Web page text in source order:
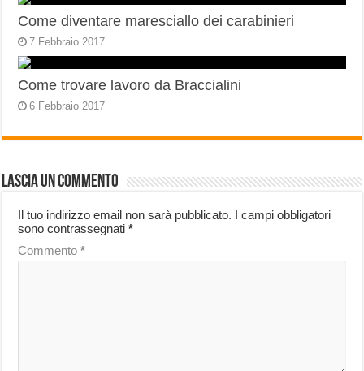
Come diventare maresciallo dei carabinieri
7 Febbraio 2017
Come trovare lavoro da Braccialini
6 Febbraio 2017
Lascia un commento
Il tuo indirizzo email non sarà pubblicato. I campi obbligatori
sono contrassegnati*
Commento*